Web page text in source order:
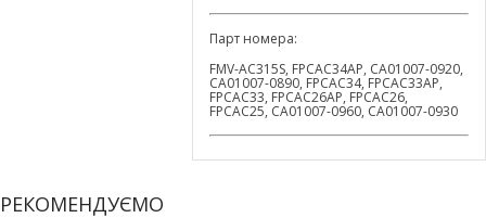
Парт номера:
FMV-AC315S, FPCAC34AP, CA01007-0920,
CA01007-0890, FPCAC34, FPCAC33AP,
FPCAC33, FPCAC26AP, FPCAC26,
FPCAC25, CA01007-0960, CA01007-0930
РЕКОМЕНДУЄМО